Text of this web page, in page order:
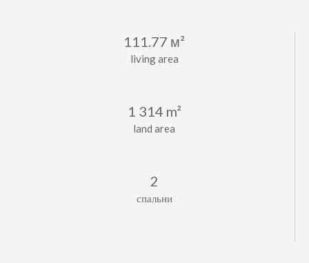
living area
111.77 м²
land area
1 314 m²
спальни
2